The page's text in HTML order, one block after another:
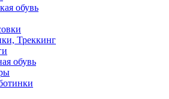
обувь
Треккинг
обувь